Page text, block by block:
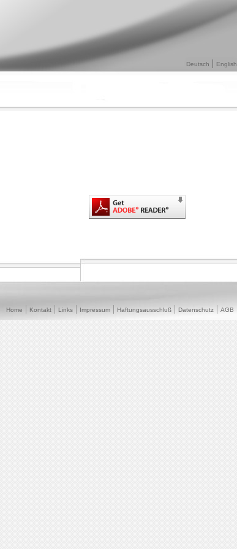
Deutsch English
Home Kontakt Links Impressum Haftungsausschluß Datenschutz AGB